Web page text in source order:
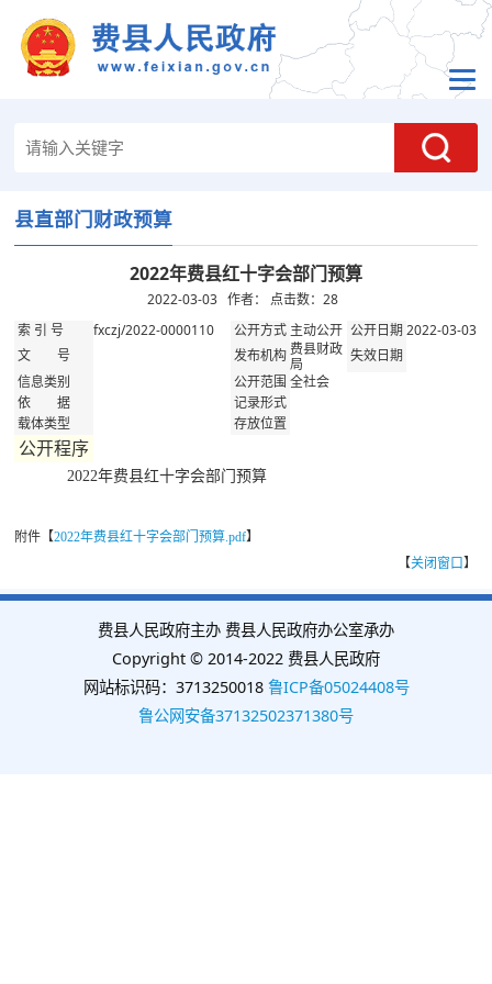
县直部门财政预算
2022年费县红十字会部门预算
2022-03-03 作者： 点击数： 28
索 引 号 fxczj/2022-0000110 公开方式 主动公开 公开日期2022-03-03
文 号 发布机构费县财政
局
失效日期
信息类别
公开范围全社会
依 据
记录形式
载体类型
存放位置
公开程序
2022年费县红十字会部门预算
附件【2022年费县红十字会部门预算.pdf】
【关闭窗口】
费县人民政府主办 费县人民政府办公室承办
Copyright © 2014-2022 费县人民政府
网站标识码：3713250018 鲁ICP备05024408号
鲁公网安备37132502371380号